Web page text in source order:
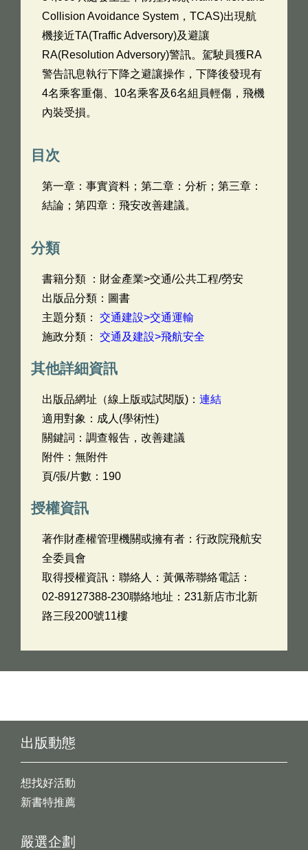
Collision Avoidance System，TCAS)出現航
機接近TA(Traffic Adversory)及避讓
RA(Resolution Adversory)警訊。駕駛員獲RA
警告訊息執行下降之避讓操作，下降後發現有
4名乘客重傷、10名乘客及6名組員輕傷，飛機
內裝受損。
目次
第一章：事實資料；第二章：分析；第三章：
結論；第四章：飛安改善建議。
分類
書籍分類 ：財金產業>交通/公共工程/勞安
出版品分類：圖書
主題分類： 交通建設>交通運輸
施政分類： 交通及建設>飛航安全
其他詳細資訊
出版品網址（線上版或試閱版)： 連結
適用對象：成人(學術性)
關鍵詞：調查報告，改善建議
附件：無附件
頁/張/片數：190
授權資訊
著作財產權管理機關或擁有者：行政院飛航安
全委員會
取得授權資訊：聯絡人：黃佩蒂聯絡電話：
02-89127388-230聯絡地址：231新店市北新
路三段200號11樓
出版動態
想找好活動
新書特推薦
嚴選企劃